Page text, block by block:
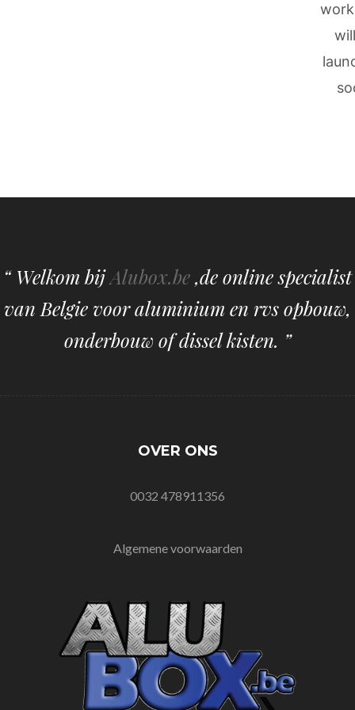
“ Welkom bijAlubox.be,de online specialist
van Belgie voor aluminium en rvs opbouw,
onderbouw of dissel kisten. ”
OVER ONS
0032 478911356
Algemene voorwaarden